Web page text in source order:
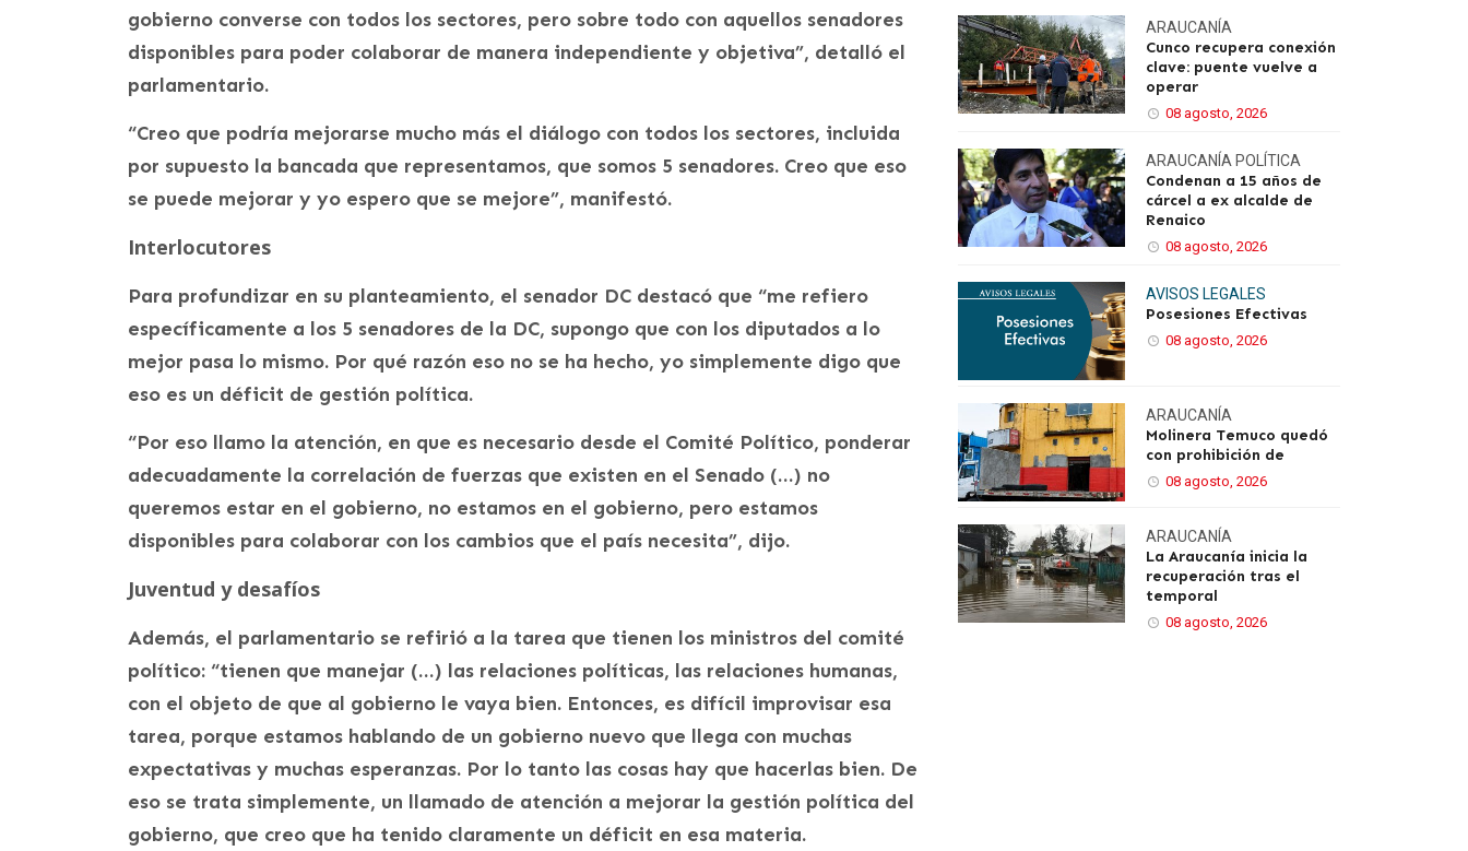
gobierno converse con todos los sectores, pero sobre todo con aquellos senadores
disponibles para poder colaborar de manera independiente y objetiva”, detalló el
parlamentario.
“Creo que podría mejorarse mucho más el diálogo con todos los sectores, incluida
por supuesto la bancada que representamos, que somos 5 senadores. Creo que eso
se puede mejorar y yo espero que se mejore”, manifestó.
Interlocutores
Para profundizar en su planteamiento, el senador DC destacó que “me refiero
específicamente a los 5 senadores de la DC, supongo que con los diputados a lo
mejor pasa lo mismo. Por qué razón eso no se ha hecho, yo simplemente digo que
eso es un déficit de gestión política.
“Por eso llamo la atención, en que es necesario desde el Comité Político, ponderar
adecuadamente la correlación de fuerzas que existen en el Senado (…) no
queremos estar en el gobierno, no estamos en el gobierno, pero estamos
disponibles para colaborar con los cambios que el país necesita”, dijo.
Juventud y desafíos
Además, el parlamentario se refirió a la tarea que tienen los ministros del comité
político: “tienen que manejar (…) las relaciones políticas, las relaciones humanas,
con el objeto de que al gobierno le vaya bien. Entonces, es difícil improvisar esa
tarea, porque estamos hablando de un gobierno nuevo que llega con muchas
expectativas y muchas esperanzas. Por lo tanto las cosas hay que hacerlas bien. De
eso se trata simplemente, un llamado de atención a mejorar la gestión política del
gobierno, que creo que ha tenido claramente un déficit en esa materia.
ARAUCANÍA
Cunco recupera conexión
clave: puente vuelve a
operar
08 agosto, 2026
ARAUCANÍA POLÍTICA
Condenan a 15 años de
cárcel a ex alcalde de
Renaico
08 agosto, 2026
AVISOS LEGALES
Posesiones Efectivas
08 agosto, 2026
ARAUCANÍA
Molinera Temuco quedó
con prohibición de
08 agosto, 2026
ARAUCANÍA
La Araucanía inicia la
recuperación tras el
temporal
08 agosto, 2026